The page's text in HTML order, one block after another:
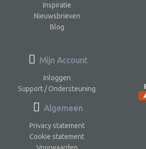
Inspiratie
Nieuwsbrieven
Blog
Mijn Account
Inloggen
Support / Ondersteuning
Algemeen
Privacy statement
Cookie statement
Voorwaarden